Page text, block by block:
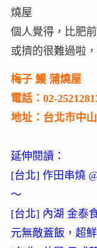
燒屋
個人覺得，比肥
或擠的很難過啦
梅子 鰻 蒲燒屋
電話：02-
地址：台北市中
延伸閱讀：
[台北] 作田串燒
～
[台北] 內湖 金泰
元無敵蓋飯，超